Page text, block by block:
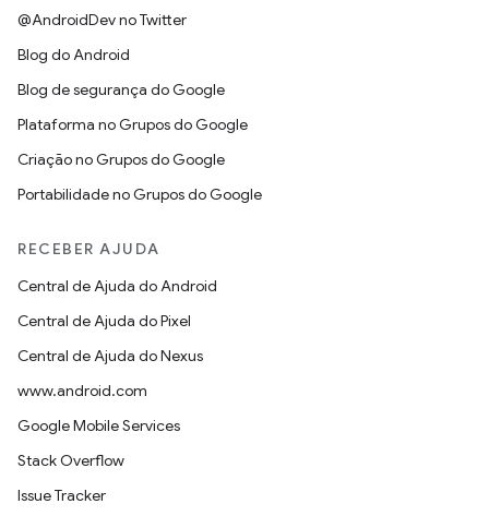
@AndroidDev no Twitter
Blog do Android
Blog de segurança do Google
Plataforma no Grupos do Google
Criação no Grupos do Google
Portabilidade no Grupos do Google
RECEBER AJUDA
Central de Ajuda do Android
Central de Ajuda do Pixel
Central de Ajuda do Nexus
www.android.com
Google Mobile Services
Stack Overflow
Issue Tracker